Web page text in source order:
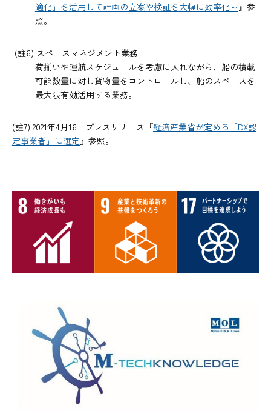
適化」を活用して計画の立案や検証を大幅に効率化～ 』参
照。
(註6) スペースマネジメント業務
荷揃いや運航スケジュールを考慮に入れながら、船の積載
可能数量に対し貨物量をコントロールし、船のスペースを
最大限有効活用する業務。
(註7) 2021年4月16日プレスリリース『経済産業省が定める「DX認
定事業者」に選定 』参照。